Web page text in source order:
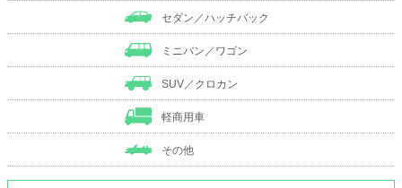
セダン／ハッチバック
ミニバン／ワゴン
SUV／クロカン
軽商用車
その他